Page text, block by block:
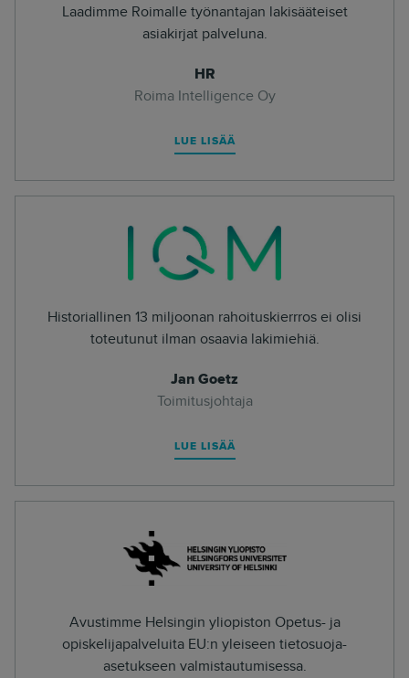
Laadimme Roimalle työnantajan lakisääteiset
asiakirjat palveluna.
HR
Roima Intelligence Oy
LUE LISÄÄ
Historiallinen 13 miljoonan rahoituskierrros ei olisi
toteutunut ilman osaavia lakimiehiä.
Jan Goetz
Toimitusjohtaja
LUE LISÄÄ
Avustimme Helsingin yliopiston Opetus- ja
opiskelijapalveluita EU:n yleiseen tietosuoja-
asetukseen valmistautumisessa.